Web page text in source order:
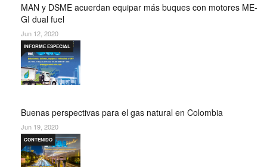
MAN y DSME acuerdan equipar más buques con motores ME-
GI dual fuel
Jun 12, 2020
Buenas perspectivas para el gas natural en Colombia
INFORME ESPECIAL
Jun 19, 2020
CONTENIDO